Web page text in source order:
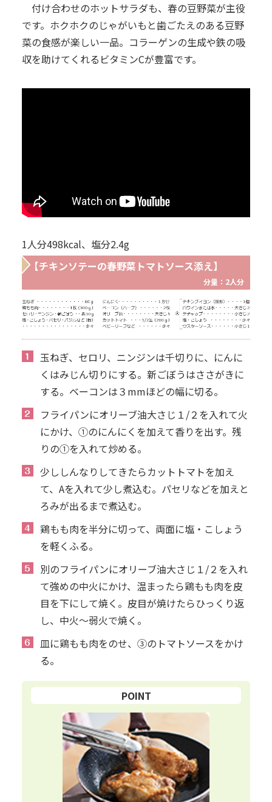
付け合わせのホットサラダも、春の豆野菜が主役
です。ホクホクのじゃがいもと歯ごたえのある豆野
菜の食感が楽しい一品。コラーゲンの生成や鉄の吸
収を助けてくれるビタミンCが豊富です。
1人分498kcal、塩分2.4g
【チキンソテーの春野菜トマトソース添え】
分量：2人分
玉ねぎ、セロリ、ニンジンは千切りに、にんに
くはみじん切りにする。新ごぼうはささがきに
する。ベーコンは３mmほどの幅に切る。
フライパンにオリーブ油大さじ１/２を入れて火
にかけ、①のにんにくを加えて香りを出す。残
りの①を入れて炒める。
少ししんなりしてきたらカットトマトを加え
て、Aを入れて少し煮込む。パセリなどを加えと
ろみが出るまで煮込む。
鶏もも肉を半分に切って、両面に塩・こしょう
を軽くふる。
別のフライパンにオリーブ油大さじ１/２を入れ
て強めの中火にかけ、温まったら鶏もも肉を皮
目を下にして焼く。皮目が焼けたらひっくり返
し、中火〜弱火で焼く。
皿に鶏もも肉をのせ、③のトマトソースをかけ
る。
POINT